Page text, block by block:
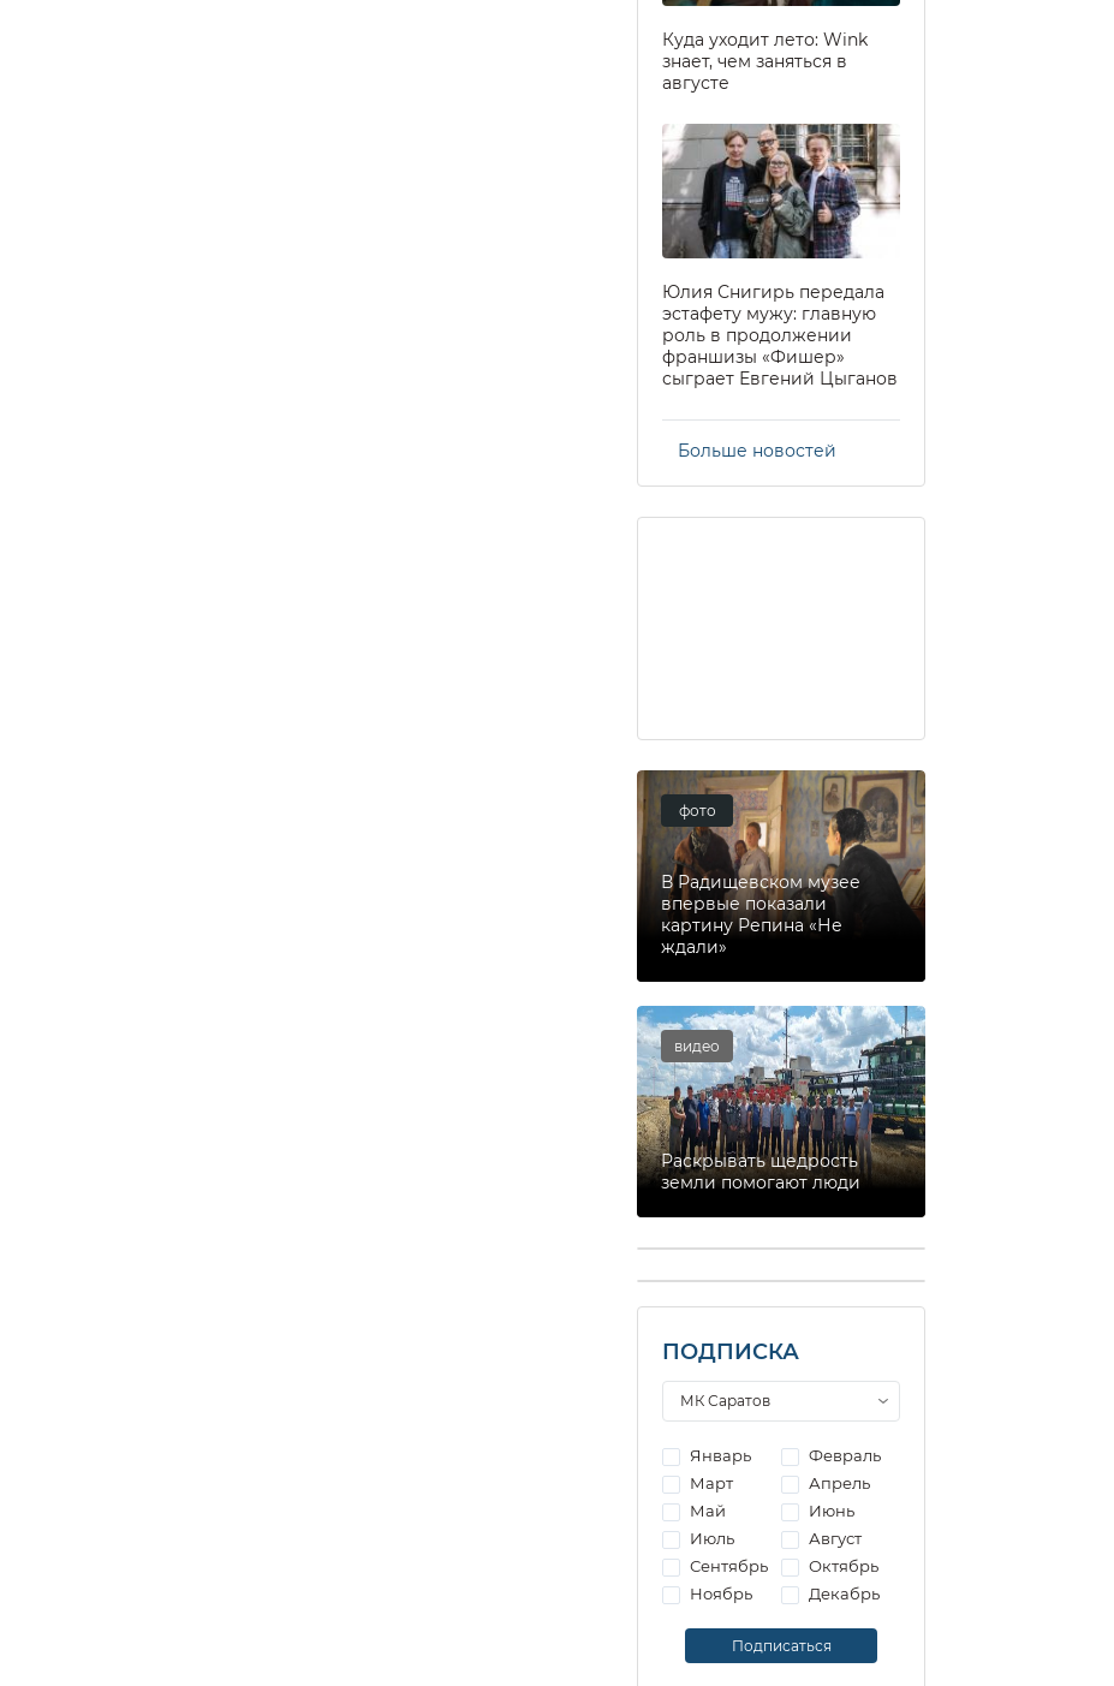
Куда уходит лето: Wink
знает, чем заняться в
августе
Юлия Снигирь передала
эстафету мужу: главную
роль в продолжении
франшизы «Фишер»
сыграет Евгений Цыганов
Больше новостей
фото
В Радищевском музее
впервые показали
картину Репина «Не
ждали»
видео
Раскрывать щедрость
земли помогают люди
ПОДПИСКА
Январь
Февраль
Март
Апрель
Май
Июнь
Июль
Август
Сентябрь
Октябрь
Ноябрь
Декабрь